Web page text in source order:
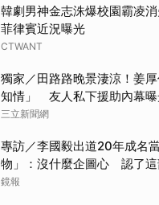
韓劇男神金志洙爆校園霸凌
菲律賓近況曝光
CTWANT
獨家／田路路晚景淒涼！姜
知情」 友人私下援助內幕
三立新聞網
專訪／李國毅出道20年成名
物」：沒什麼企圖心 認了這
壓力最大
鏡報